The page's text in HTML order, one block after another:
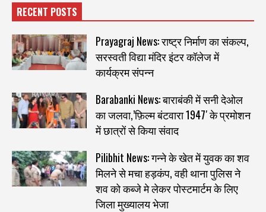
RECENT POSTS
Prayagraj News: राष्ट्र निर्माण का संकल्प,
सरस्वती विद्या मंदिर इंटर कॉलेज में
कार्यक्रम संपन्न
Barabanki News: बाराबंकी में सनी देओल
का जलवा,’फ़िल्म बंटवारा 1947′ के प्रमोशन
में छात्रों से किया संवाद
Pilibhit News: गन्ने के खेत में युवक का शव
मिलने से मचा हड़कंप, वही थाना पुलिस ने
शव को कब्जे मे लेकर पोस्टमार्टम के लिए
जिला मुख्यालय भेजा